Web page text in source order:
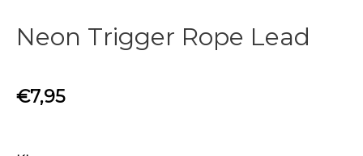
Neon Trigger Rope Lead
€7,95